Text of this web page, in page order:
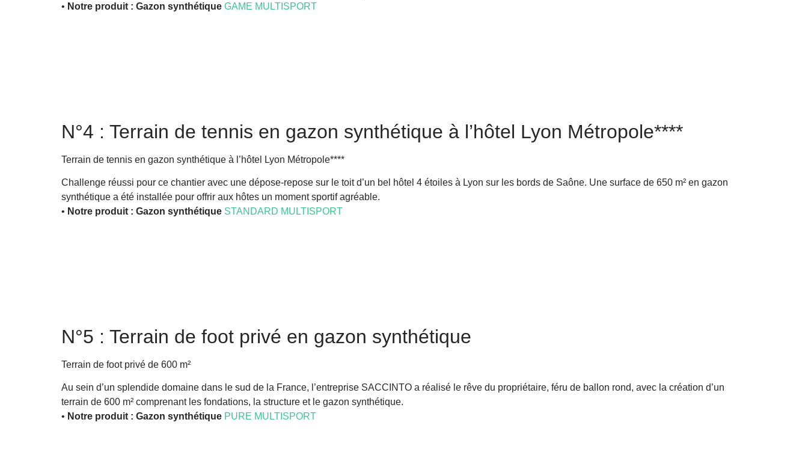
• Notre produit : Gazon synthétique GAME MULTISPORT
N°4 : Terrain de tennis en gazon synthétique à l’hôtel Lyon Métropole****
Terrain de tennis en gazon synthétique à l’hôtel Lyon Métropole****
Challenge réussi pour ce chantier avec une dépose-repose sur le toit d’un bel hôtel 4 étoiles à Lyon sur les bords de Saône. Une surface de 650 m² en gazon
synthétique a été installée pour offrir aux hôtes un moment sportif agréable.
• Notre produit : Gazon synthétique STANDARD MULTISPORT
N°5 : Terrain de foot privé en gazon synthétique
Terrain de foot privé de 600 m²
Au sein d’un splendide domaine dans le sud de la France, l’entreprise SACCINTO a réalisé le rêve du propriétaire, féru de ballon rond, avec la création d’un
terrain de 600 m² comprenant les fondations, la structure et le gazon synthétique.
• Notre produit : Gazon synthétique PURE MULTISPORT